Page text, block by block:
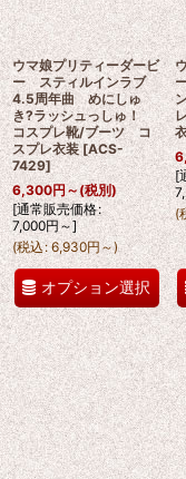
ウマ娘プリティーダービ
ー スティルインラブ
4.5周年曲 めにしゅ
き?ラッシュっしゅ！
コスプレ靴/ブーツ コ
スプレ衣装 [ACS-
7429]
6,300円～(税別)
[通常販売価格:
7,000円～]
(税込: 6,930円～)
オプション選択
[
(